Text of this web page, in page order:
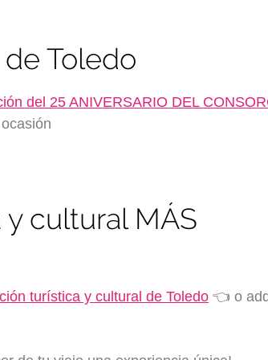
Toledo
del 25 ANIVERSARIO DEL
cultural MÁS
turística y cultural de Toledo 👈 o